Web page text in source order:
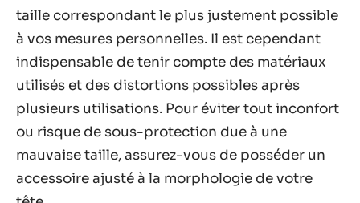
taille correspondant le plus justement possible
à vos mesures personnelles. Il est cependant
indispensable de tenir compte des matériaux
utilisés et des distortions possibles après
plusieurs utilisations. Pour éviter tout inconfort
ou risque de sous-protection due à une
mauvaise taille, assurez-vous de posséder un
accessoire ajusté à la morphologie de votre